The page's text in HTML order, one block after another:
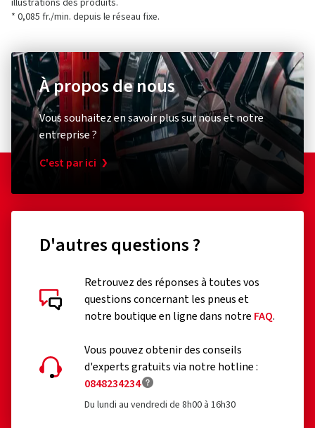
illustrations des produits.
* 0,085 fr./min. depuis le réseau fixe.
À propos de nous
Vous souhaitez en savoir plus sur nous et notre
entreprise ?
C'est par ici
D'autres questions ?
Retrouvez des réponses à toutes vos
questions concernant les pneus et
notre boutique en ligne dans notre FAQ.
Vous pouvez obtenir des conseils
d'experts gratuits via notre hotline :
0848234234
Du lundi au vendredi de 8h00 à 16h30